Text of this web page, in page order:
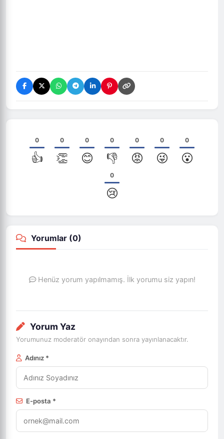
0
👍
0
👏
0
😊
0
👎
0
😡
0
😜
0
😮
0
😢
Yorumlar (0)
Henüz yorum yapılmamış. İlk yorumu siz yapın!
Yorum Yaz
Yorumunuz moderatör onayından sonra yayınlanacaktır.
Adınız *
E-posta *